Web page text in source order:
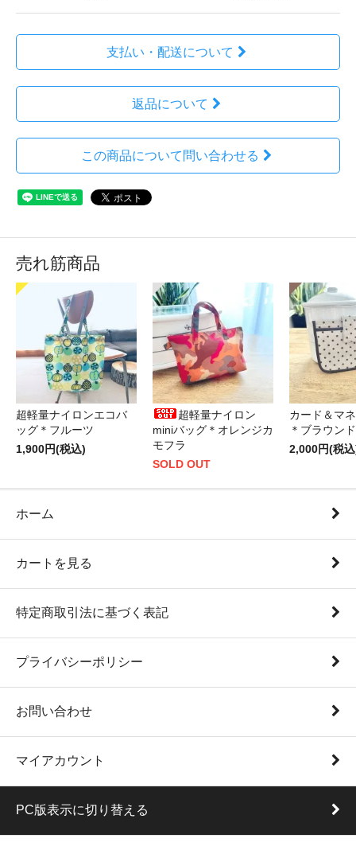
支払い・配送について
返品について
この商品について問い合わせる
売れ筋商品
超軽量ナイロンエコバ
ッグ＊フルーツ
1,900円(税込)
超軽量ナイロン
miniバッグ＊オレンジカ
モフラ
SOLD OUT
カード＆マ
＊ブラウン
2,000円(税
ホーム
カートを見る
特定商取引法に基づく表記
プライバシーポリシー
お問い合わせ
マイアカウント
PC版表示に切り替える